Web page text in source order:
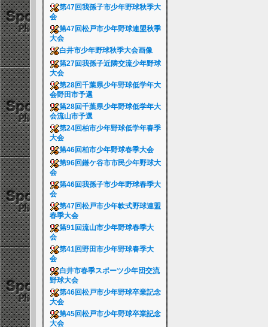
第47回我孫子市少年野球秋季大
会
第47回松戸市少年野球連盟秋季
大会
白井市少年野球秋季大会画像
第27回我孫子近隣交流少年野球
大会
第28回千葉県少年野球低学年大
会野田市予選
第28回千葉県少年野球低学年大
会流山市予選
第24回柏市少年野球低学年春季
大会
第46回柏市少年野球春季大会
第96回鎌ケ谷市市民少年野球大
会
第46回我孫子市少年野球春季大
会
第47回松戸市少年軟式野球連盟
春季大会
第91回流山市少年野球春季大
会
第41回野田市少年野球春季大
会
白井市春季スポーツ少年団交流
野球大会
第46回松戸市少年野球卒業記念
大会
第45回松戸市少年野球卒業記念
大会